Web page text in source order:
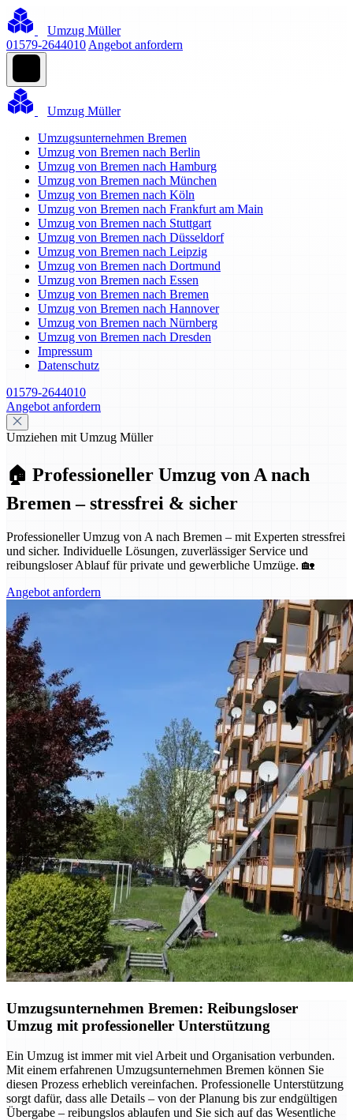
Umzug Müller
01579-2644010 Angebot anfordern
Umzug Müller
Umzugsunternehmen Bremen
Umzug von Bremen nach Berlin
Umzug von Bremen nach Hamburg
Umzug von Bremen nach München
Umzug von Bremen nach Köln
Umzug von Bremen nach Frankfurt am Main
Umzug von Bremen nach Stuttgart
Umzug von Bremen nach Düsseldorf
Umzug von Bremen nach Leipzig
Umzug von Bremen nach Dortmund
Umzug von Bremen nach Essen
Umzug von Bremen nach Bremen
Umzug von Bremen nach Hannover
Umzug von Bremen nach Nürnberg
Umzug von Bremen nach Dresden
Impressum
Datenschutz
01579-2644010
Angebot anfordern
Umziehen mit Umzug Müller
🏠 Professioneller Umzug von A nach
Bremen – stressfrei & sicher
Professioneller Umzug von A nach Bremen – mit Experten stressfrei
und sicher. Individuelle Lösungen, zuverlässiger Service und
reibungsloser Ablauf für private und gewerbliche Umzüge. 🏡
Angebot anfordern
Umzugsunternehmen Bremen: Reibungsloser
Umzug mit professioneller Unterstützung
Ein Umzug ist immer mit viel Arbeit und Organisation verbunden.
Mit einem erfahrenen Umzugsunternehmen Bremen können Sie
diesen Prozess erheblich vereinfachen. Professionelle Unterstützung
sorgt dafür, dass alle Details – von der Planung bis zur endgültigen
Übergabe – reibungslos ablaufen und Sie sich auf das Wesentliche